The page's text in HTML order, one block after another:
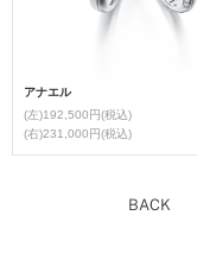
アナエル
(左)192,500円(税込)
(右)231,000円(税込)
BACK